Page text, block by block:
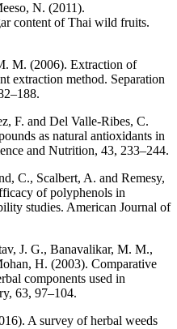
N. (2011).
content of Thai wild fruits.
M. (2006). Extraction of
extraction method. Separation
F. and Del Valle-Ribes, C.
as natural antioxidants in
and Nutrition, 43, 233–244.
C., Scalbert, A. and Remesy,
of polyphenols in
studies. American Journal of
J. G., Banavalikar, M. M.,
H. (2003). Comparative
components used in
63, 97–104.
A survey of herbal weeds